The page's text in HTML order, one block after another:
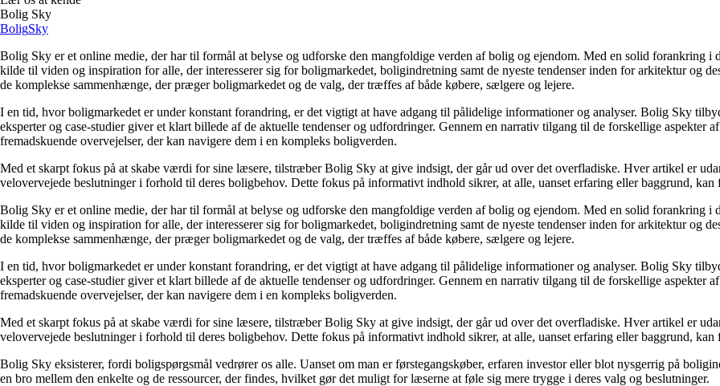
Bolig Sky
BoligSky
Bolig Sky er et online medie, der har til formål at belyse og udforske den mangfoldige verden af bolig og ejendom. Med en solid forankring
kilde til viden og inspiration for alle, der interesserer sig for boligmarkedet, boligindretning samt de nyeste tendenser inden for arkitektur og
de komplekse sammenhænge, der præger boligmarkedet og de valg, der træffes af både købere, sælgere og lejere.
I en tid, hvor boligmarkedet er under konstant forandring, er det vigtigt at have adgang til pålidelige informationer og analyser. Bolig Sky
eksperter og case-studier giver et klart billede af de aktuelle tendenser og udfordringer. Gennem en narrativ tilgang til de forskellige
fremadskuende overvejelser, der kan navigere dem i en kompleks boligverden.
Med et skarpt fokus på at skabe værdi for sine læsere, tilstræber Bolig Sky at give indsigt, der går ud over det overfladiske. Hver artikel er
velovervejede beslutninger i forhold til deres boligbehov. Dette fokus på informativt indhold sikrer, at alle, uanset erfaring eller baggrund, kan
Bolig Sky er et online medie, der har til formål at belyse og udforske den mangfoldige verden af bolig og ejendom. Med en solid forankring
kilde til viden og inspiration for alle, der interesserer sig for boligmarkedet, boligindretning samt de nyeste tendenser inden for arkitektur og
de komplekse sammenhænge, der præger boligmarkedet og de valg, der træffes af både købere, sælgere og lejere.
I en tid, hvor boligmarkedet er under konstant forandring, er det vigtigt at have adgang til pålidelige informationer og analyser. Bolig Sky
eksperter og case-studier giver et klart billede af de aktuelle tendenser og udfordringer. Gennem en narrativ tilgang til de forskellige
fremadskuende overvejelser, der kan navigere dem i en kompleks boligverden.
Med et skarpt fokus på at skabe værdi for sine læsere, tilstræber Bolig Sky at give indsigt, der går ud over det overfladiske. Hver artikel er
velovervejede beslutninger i forhold til deres boligbehov. Dette fokus på informativt indhold sikrer, at alle, uanset erfaring eller baggrund, kan
Bolig Sky eksisterer, fordi boligspørgsmål vedrører os alle. Uanset om man er førstegangskøber, erfaren investor eller blot nysgerrig på
en bro mellem den enkelte og de ressourcer, der findes, hvilket gør det muligt for læserne at føle sig mere trygge i deres valg og beslutninger.